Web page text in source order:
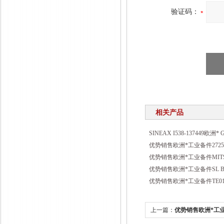
验证码：
相关产品
SINEAX I538-137449欧洲*
优势销售欧洲*工业备件
优势销售欧洲*工业备件
优势销售欧洲*工业备件SL
优势销售欧洲*工业备件
上一篇：优势销售欧洲*工